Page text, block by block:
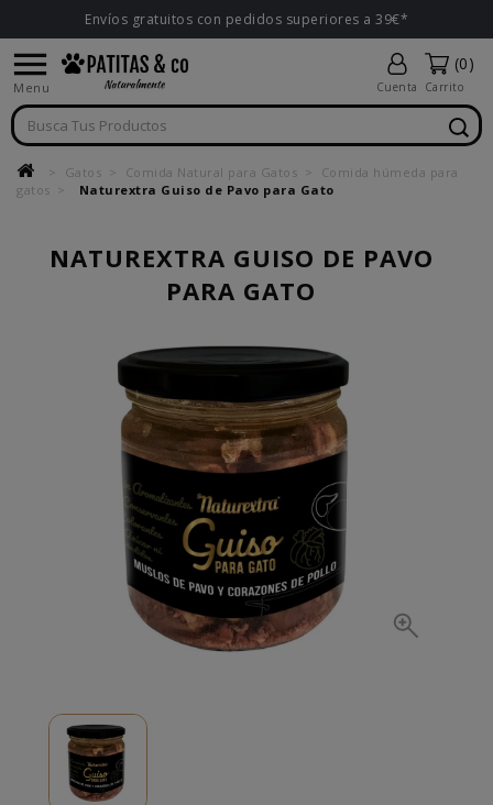
Envíos gratuitos con pedidos superiores a 39€*

Menu Cuenta
(0)
Carrito
Gatos Comida Natural para Gatos
Comida húmeda para
gatos
Naturextra Guiso de Pavo para Gato
NATUREXTRA GUISO DE PAVO
PARA GATO